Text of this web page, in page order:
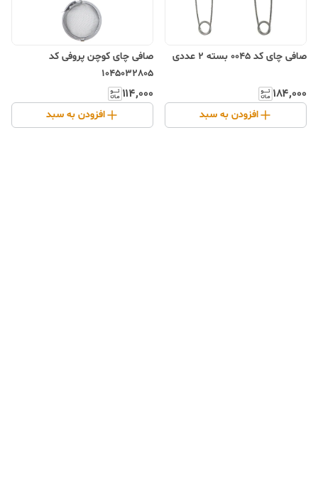
صافی چای کد 0045 بسته 2 عددی
۱۸۴٬۰۰۰
افزودن به سبد
صافی چای کوچن پروفی کد
1045032805
۱۱۴٬۰۰۰
افزودن به سبد